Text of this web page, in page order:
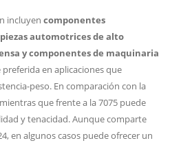
incluyen componentes
automotrices de alto
y componentes de maquinaria
preferida en aplicaciones que
peso. En comparación con la
que frente a la 7075 puede
y tenacidad. Aunque comparte
en algunos casos puede ofrecer un